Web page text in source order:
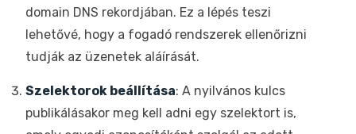
domain DNS rekordjában. Ez a lépés teszi
lehetővé, hogy a fogadó rendszerek ellenőrizni
tudják az üzenetek aláírását.
Szelektorok beállítása: A nyilvános kulcs
publikálásakor meg kell adni egy szelektort is,